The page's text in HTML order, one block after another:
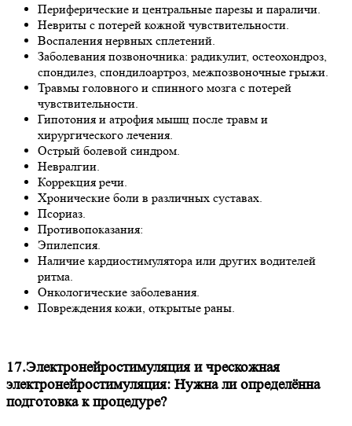
Периферические и центральные парезы и параличи.
Невриты с потерей кожной чувствительности.
Воспаления нервных сплетений.
Заболевания позвоночника: радикулит, остеохондроз,
спондилез, спондилоартроз, межпозвоночные грыжи.
Травмы головного и спинного мозга с потерей
чувствительности.
Гипотония и атрофия мышц после травм и
хирургического лечения.
Острый болевой синдром.
Невралгии.
Коррекция речи.
Хронические боли в различных суставах.
Псориаз.
Противопоказания:
Эпилепсия.
Наличие кардиостимулятора или других водителей
ритма.
Онкологические заболевания.
Повреждения кожи, открытые раны.
17.Электронейростимуляция и чрескожная
электронейростимуляция: Нужна ли определённа
подготовка к процедуре?